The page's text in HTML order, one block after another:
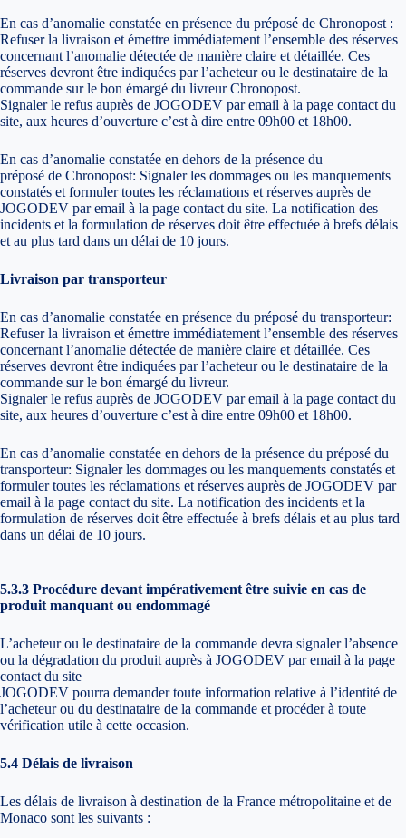
En cas d’anomalie constatée en présence du préposé de Chronopost :
Refuser la livraison et émettre immédiatement l’ensemble des réserves
concernant l’anomalie détectée de manière claire et détaillée. Ces
réserves devront être indiquées par l’acheteur ou le destinataire de la
commande sur le bon émargé du livreur Chronopost.
Signaler le refus auprès de JOGODEV par email à la page contact du
site, aux heures d’ouverture c’est à dire entre 09h00 et 18h00.
En cas d’anomalie constatée en dehors de la présence du
préposé de Chronopost: Signaler les dommages ou les manquements
constatés et formuler toutes les réclamations et réserves auprès de
JOGODEV par email à la page contact du site. La notification des
incidents et la formulation de réserves doit être effectuée à brefs délais
et au plus tard dans un délai de 10 jours.
Livraison par transporteur
En cas d’anomalie constatée en présence du préposé du transporteur:
Refuser la livraison et émettre immédiatement l’ensemble des réserves
concernant l’anomalie détectée de manière claire et détaillée. Ces
réserves devront être indiquées par l’acheteur ou le destinataire de la
commande sur le bon émargé du livreur.
Signaler le refus auprès de JOGODEV par email à la page contact du
site, aux heures d’ouverture c’est à dire entre 09h00 et 18h00.
En cas d’anomalie constatée en dehors de la présence du préposé du
transporteur: Signaler les dommages ou les manquements constatés et
formuler toutes les réclamations et réserves auprès de JOGODEV par
email à la page contact du site. La notification des incidents et la
formulation de réserves doit être effectuée à brefs délais et au plus tard
dans un délai de 10 jours.
5.3.3 Procédure devant impérativement être suivie en cas de
produit manquant ou endommagé
L’acheteur ou le destinataire de la commande devra signaler l’absence
ou la dégradation du produit auprès à JOGODEV par email à la page
contact du site
JOGODEV pourra demander toute information relative à l’identité de
l’acheteur ou du destinataire de la commande et procéder à toute
vérification utile à cette occasion.
5.4 Délais de livraison
Les délais de livraison à destination de la France métropolitaine et de
Monaco sont les suivants :